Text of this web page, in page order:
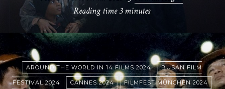
Reading time3 minutes
AROUND THE WORLD IN 14 FILMS 2024 BUSAN FILM
FESTIVAL 2024 CANNES 2024 FILMFEST MÜNCHEN 2024